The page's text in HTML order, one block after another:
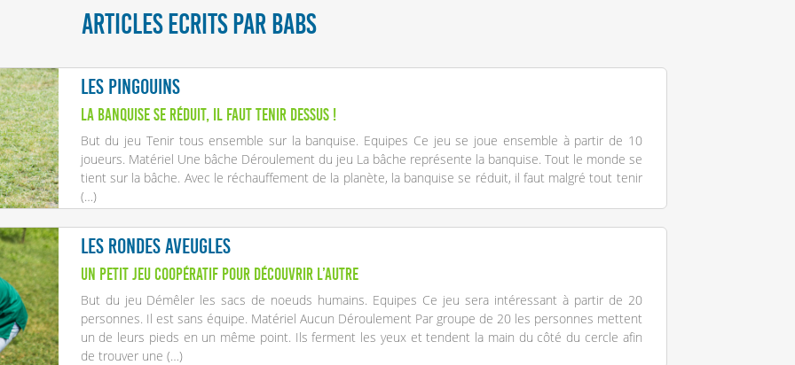
ARTICLES ECRITS PAR BABS
Les pingouins
La banquise se réduit, il faut tenir dessus !
But du jeu Tenir tous ensemble sur la banquise. Equipes Ce jeu se joue ensemble à partir de 10
joueurs. Matériel Une bâche Déroulement du jeu La bâche représente la banquise. Tout le monde se
tient sur la bâche. Avec le réchauffement de la planète, la banquise se réduit, il faut malgré tout tenir
(…)
Les rondes aveugles
Un petit jeu coopératif pour découvrir l’autre
But du jeu Démêler les sacs de noeuds humains. Equipes Ce jeu sera intéressant à partir de 20
personnes. Il est sans équipe. Matériel Aucun Déroulement Par groupe de 20 les personnes mettent
un de leurs pieds en un même point. Ils ferment les yeux et tendent la main du côté du cercle afin
de trouver une (…)